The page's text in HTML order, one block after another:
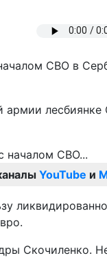
СВО в
армии
YouTube и
Скочиленко.